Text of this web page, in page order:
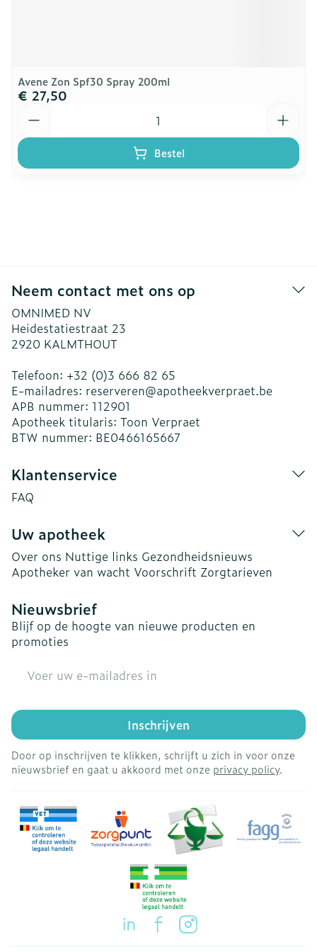
Avene Zon Spf30 Spray 200ml
€ 27,50
Bestel
Neem contact met ons op
OMNIMED NV
Heidestatiestraat 23
2920 KALMTHOUT
Telefoon: +32 (0)3 666 82 65
E-mailadres: reserveren@apotheekverpraet.be
APB nummer: 112901
Apotheek titularis: Toon Verpraet
BTW nummer: BE0466165667
Klantenservice
FAQ
Uw apotheek
Over ons Nuttige links Gezondheidsnieuws
Apotheker van wacht Voorschrift Zorgtarieven
Nieuwsbrief
Blijf op de hoogte van nieuwe producten en
promoties
Inschrijven
Door op inschrijven te klikken, schrijft u zich in voor onze
nieuwsbrief en gaat u akkoord met onze privacy policy.